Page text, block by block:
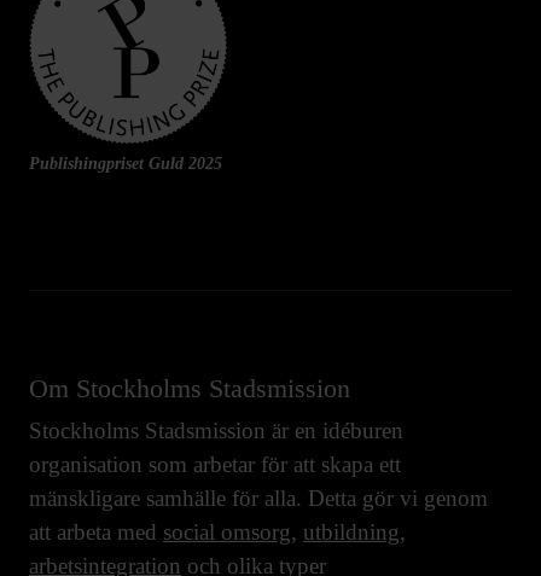
Publishingpriset Guld 2025
Om Stockholms Stadsmission
Stockholms Stadsmission är en idéburen
organisation som arbetar för att skapa ett
mänskligare samhälle för alla. Detta gör vi genom
att arbeta med social omsorg, utbildning,
arbetsintegration och olika typer